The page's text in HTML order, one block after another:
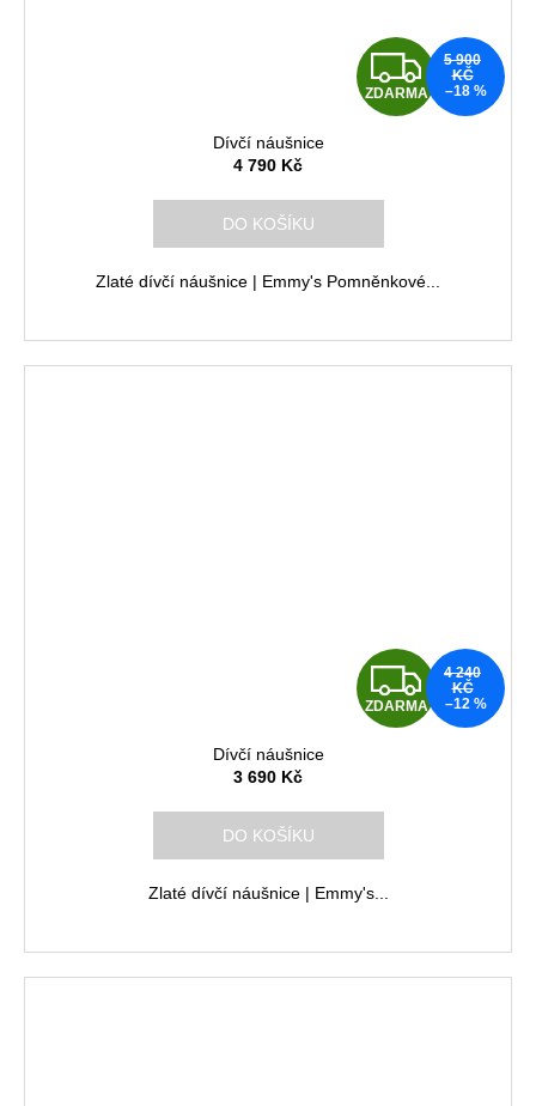
Z
D
M
ZDARMA
5 900
KČ
–18 %
Dívčí náušnice
4 790 Kč
DO KOŠÍKU
Zlaté dívčí náušnice | Emmy's Pomněnkové...
Z
D
ZDARMA
4 240
KČ
–12 %
Dívčí náušnice
3 690 Kč
DO KOŠÍKU
Zlaté dívčí náušnice | Emmy's...